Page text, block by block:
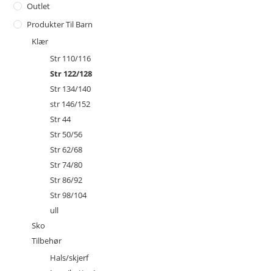
Outlet
Produkter Til Barn
Klær
Str 110/116
Str 122/128
Str 134/140
str 146/152
Str 44
Str 50/56
Str 62/68
Str 74/80
Str 86/92
Str 98/104
ull
Sko
Tilbehør
Hals/skjerf